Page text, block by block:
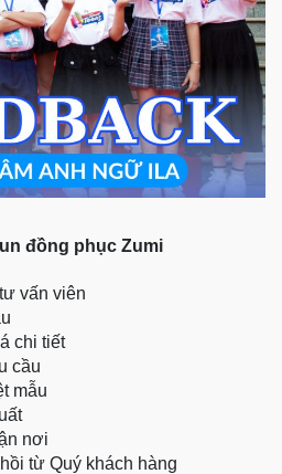
đồng phục Zumi
vấn viên
chi tiết
cầu
mẫu
nơi
từ Quý khách hàng